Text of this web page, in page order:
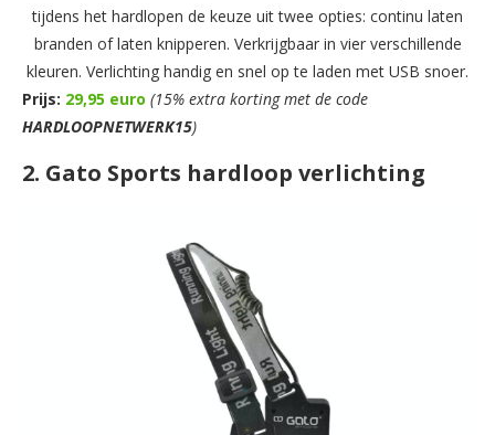
tijdens het hardlopen de keuze uit twee opties: continu laten
branden of laten knipperen. Verkrijgbaar in vier verschillende
kleuren. Verlichting handig en snel op te laden met USB snoer.
Prijs: 29,95 euro (15% extra korting met de code
HARDLOOPNETWERK15)
2. Gato Sports hardloop verlichting